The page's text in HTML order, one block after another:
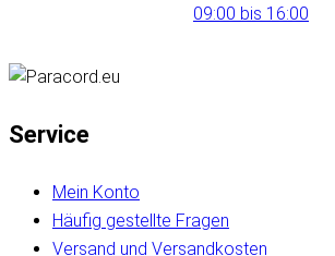
09:00 bis 16:00
Service
Mein Konto
Häufig gestellte Fragen
Versand und Versandkosten